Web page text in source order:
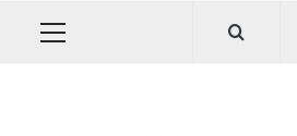
Primäres